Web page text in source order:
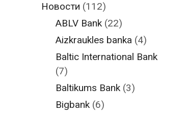
Новости (112)
ABLV Bank (22)
Aizkraukles banka (4)
Baltic International Bank
(7)
Baltikums Bank (3)
Bigbank (6)